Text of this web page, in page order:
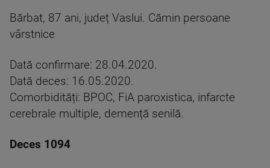
Bărbat, 87 ani, județ Vaslui. Cămin persoane
vârstnice
Dată confirmare: 28.04.2020.
Dată deces: 16.05.2020.
Comorbidități: BPOC, FiA paroxistica, infarcte
cerebrale multiple, demență senilă.
Deces 1094